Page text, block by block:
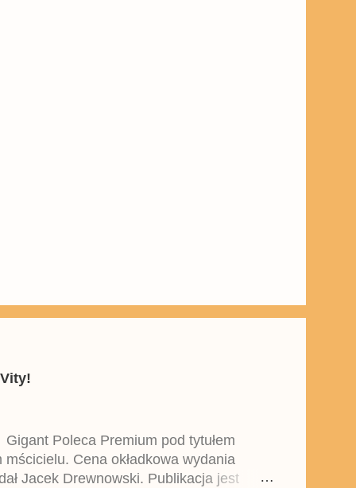
Poleca Premium pod tytułem
Cena okładkowa wydania
Jacek Drewnowski. Publikacja jest